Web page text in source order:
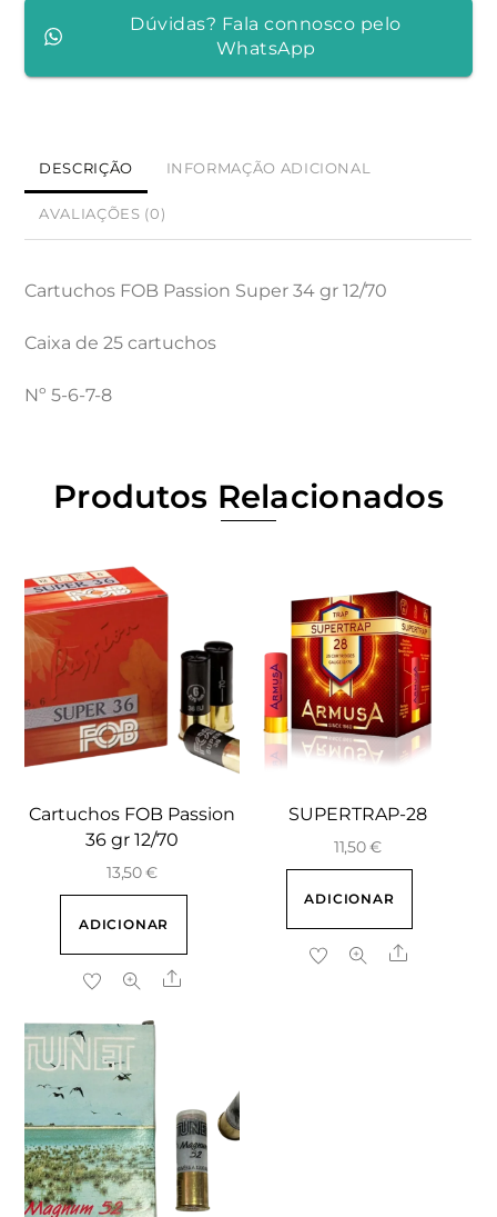
Dúvidas? Fala connosco pelo
WhatsApp
DESCRIÇÃO INFORMAÇÃO ADICIONAL
AVALIAÇÕES (0)
Cartuchos FOB Passion Super 34 gr 12/70
Caixa de 25 cartuchos
Nº 5-6-7-8
Produtos Relacionados
Cartuchos FOB Passion
36 gr 12/70
13,50€
ADICIONAR
Share
SUPERTRAP-28
11,50€
ADICIONAR
Share